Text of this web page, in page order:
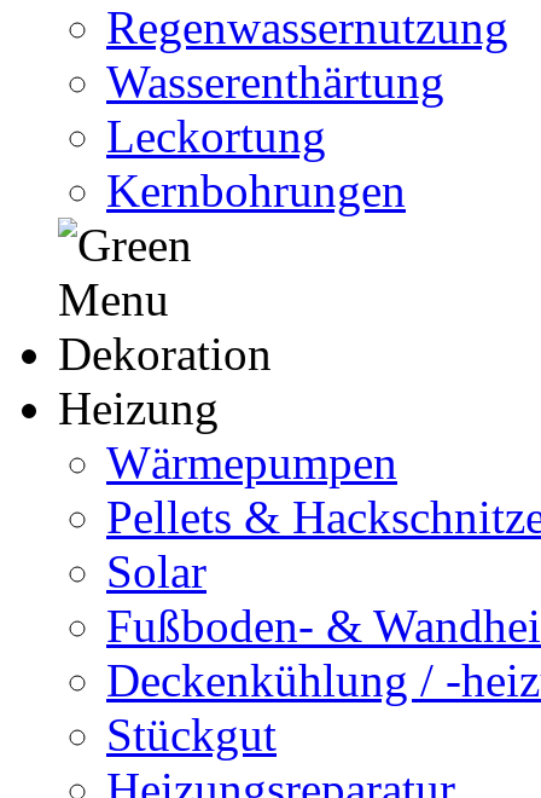
Regenwassernutzung
Wasserenthärtung
Leckortung
Kernbohrungen
Heizung
Wärmepumpen
Pellets &
Solar
Fußboden- &
Deckenkühlung / -
Stückgut